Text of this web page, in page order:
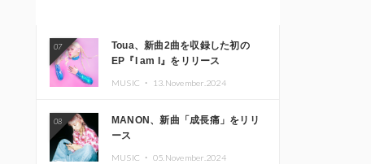
07
Toua、新曲2曲を収録した初の
EP『I am I』をリリース
MUSIC ・ 13.November.2024
08
MANON、新曲「成長痛」をリリ
ース
MUSIC ・ 05.November.2024